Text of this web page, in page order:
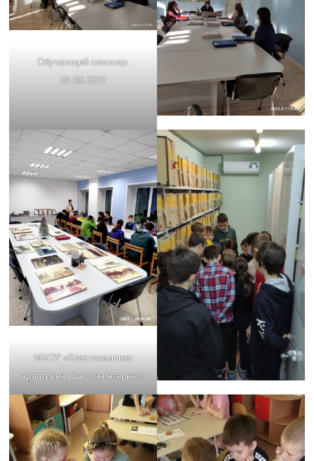
Обучающий семинар.
01.03.2022
МБОУ «Краснокамская
адаптивная школа-интернат»